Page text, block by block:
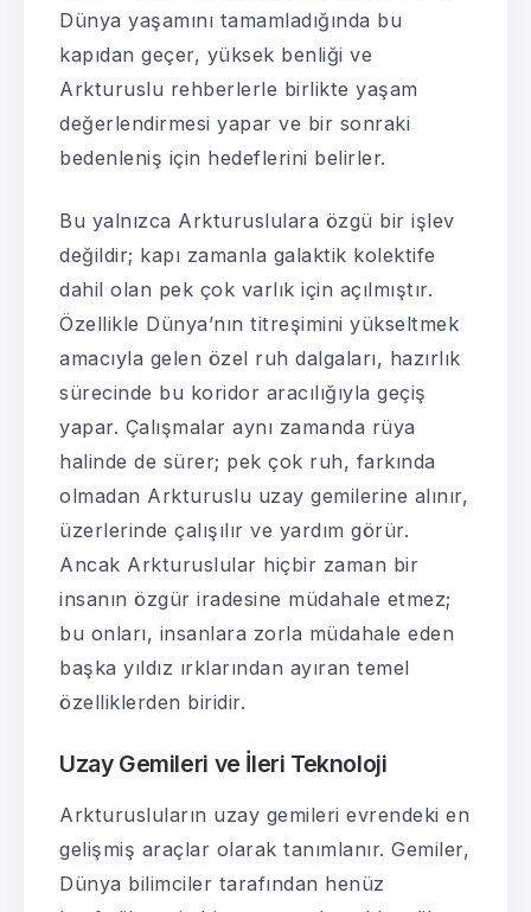
Dünya yaşamını tamamladığında bu
kapıdan geçer, yüksek benliği ve
Arkturuslu rehberlerle birlikte yaşam
değerlendirmesi yapar ve bir sonraki
bedenleniş için hedeflerini belirler.
Bu yalnızca Arkturuslulara özgü bir işlev
değildir; kapı zamanla galaktik kolektife
dahil olan pek çok varlık için açılmıştır.
Özellikle Dünya’nın titreşimini yükseltmek
amacıyla gelen özel ruh dalgaları, hazırlık
sürecinde bu koridor aracılığıyla geçiş
yapar. Çalışmalar aynı zamanda rüya
halinde de sürer; pek çok ruh, farkında
olmadan Arkturuslu uzay gemilerine alınır,
üzerlerinde çalışılır ve yardım görür.
Ancak Arkturuslular hiçbir zaman bir
insanın özgür iradesine müdahale etmez;
bu onları, insanlara zorla müdahale eden
başka yıldız ırklarından ayıran temel
özelliklerden biridir.
Uzay Gemileri ve İleri Teknoloji
Arkturusluların uzay gemileri evrendeki en
gelişmiş araçlar olarak tanımlanır. Gemiler,
Dünya bilimciler tarafından henüz